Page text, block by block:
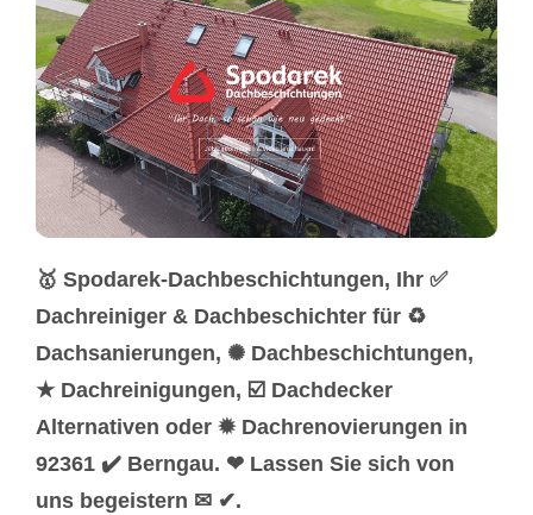
🥇 Spodarek-Dachbeschichtungen, Ihr ✅
Dachreiniger & Dachbeschichter für ♻
Dachsanierungen, ✺ Dachbeschichtungen,
★ Dachreinigungen, ☑️ Dachdecker
Alternativen oder ✹ Dachrenovierungen in
92361 ✔️ Berngau. ❤ Lassen Sie sich von
uns begeistern ✉ ✔.